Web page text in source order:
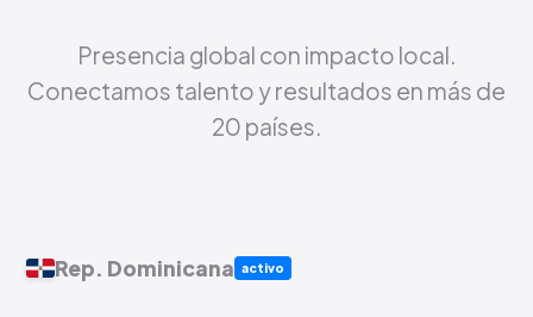
Presencia global con impacto local.
Conectamos talento y resultados en más de
20 países.
Rep. Dominicana activo